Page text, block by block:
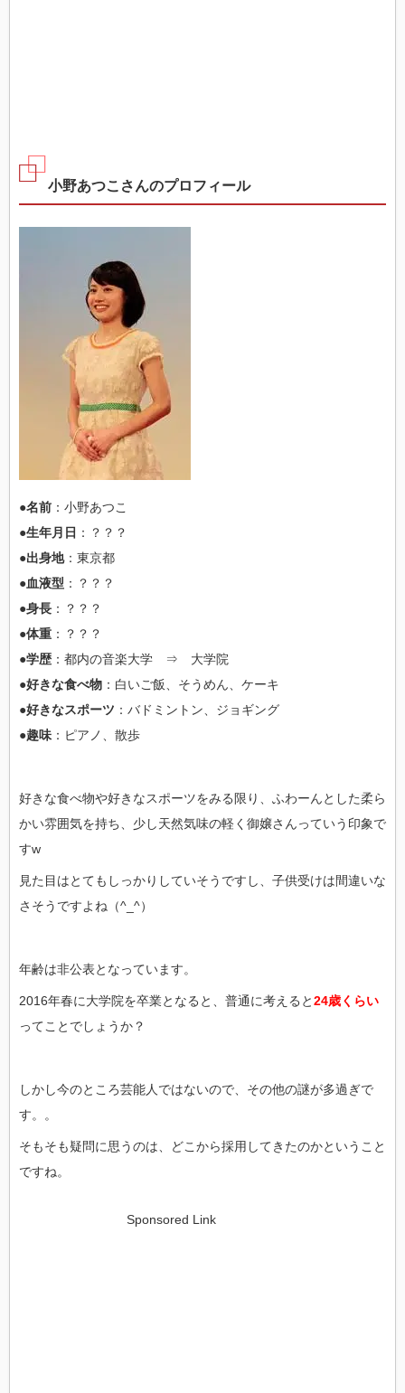
小野あつこさんのプロフィール
●名前 ：小野あつこ
●生年月日 ：？？？
●出身地：東京都
●血液型 ：？？？
●身長 ：？？？
●体重 ：？？？
●学歴 ：都内の音楽大学 ⇒ 大学院
●好きな食べ物 ：白いご飯、そうめん、ケーキ
●好きなスポーツ ：バドミントン、ジョギング
●趣味 ：ピアノ、散歩
好きな食べ物や好きなスポーツをみる限り、ふわーんとした柔ら
かい雰囲気を持ち、少し天然気味の軽く御嬢さんっていう印象で
すw
見た目はとてもしっかりしていそうですし、子供受けは間違いな
さそうですよね（^_^）
年齢は非公表となっています。
2016年春に大学院を卒業となると、普通に考えると24歳くらい
ってことでしょうか？
しかし今のところ芸能人ではないので、その他の謎が多過ぎで
す。。
そもそも疑問に思うのは、どこから採用してきたのかということ
ですね。
Sponsored Link